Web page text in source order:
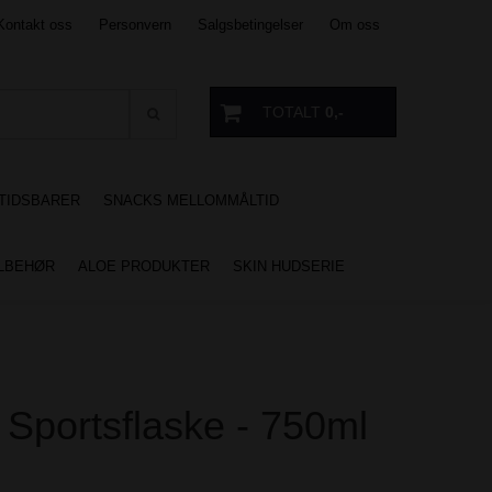
oss Personvern Salgsbetingelser Om oss
SNACKS MELLOMMÅLTID
ALOE PRODUKTER SKIN HUDSERIE